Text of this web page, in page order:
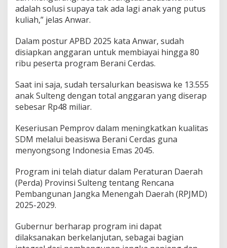
adalah solusi supaya tak ada lagi anak yang putus
kuliah,” jelas Anwar.
Dalam postur APBD 2025 kata Anwar, sudah
disiapkan anggaran untuk membiayai hingga 80
ribu peserta program Berani Cerdas.
Saat ini saja, sudah tersalurkan beasiswa ke 13.555
anak Sulteng dengan total anggaran yang diserap
sebesar Rp48 miliar.
Keseriusan Pemprov dalam meningkatkan kualitas
SDM melalui beasiswa Berani Cerdas guna
menyongsong Indonesia Emas 2045.
Program ini telah diatur dalam Peraturan Daerah
(Perda) Provinsi Sulteng tentang Rencana
Pembangunan Jangka Menengah Daerah (RPJMD)
2025-2029.
Gubernur berharap program ini dapat
dilaksanakan berkelanjutan, sebagai bagian